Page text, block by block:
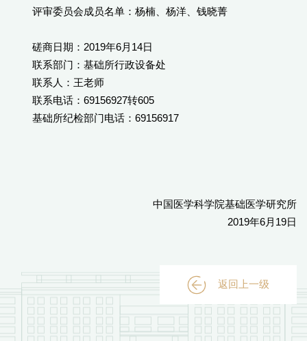
评审委员会成员名单：杨楠、杨洋、钱晓菁
磋商日期：2019年6月14日
联系部门：基础所行政设备处
联系人：王老师
联系电话：69156927转605
基础所纪检部门电话：69156917
中国医学科学院基础医学研究所
2019年6月19日
返回上一级